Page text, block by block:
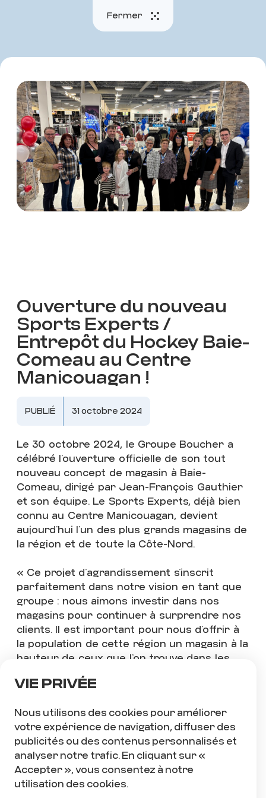
OUVERTUREDU
NOUVEAU SPORTS
EXPERTS/ENTREPÔT
DUHOCKEY
BAIE-COMEAUAU
CENTREMANICOUAGAN
!
Fermer
Ouverture du nouveau
Sports Experts /
Entrepôt du Hockey Baie-
Comeau au Centre
Manicouagan !
PUBLIÉ 31 octobre 2024
Le 30 octobre 2024, le Groupe Boucher a
célébré l’ouverture officielle de son tout
nouveau concept de magasin à Baie-
Comeau, dirigé par Jean-François Gauthier
et son équipe. Le Sports Experts, déjà bien
connu au Centre Manicouagan, devient
aujourd’hui l’un des plus grands magasins de
la région et de toute la Côte-Nord.
« Ce projet d’agrandissement s’inscrit
parfaitement dans notre vision en tant que
groupe : nous aimons investir dans nos
magasins pour continuer à surprendre nos
clients. Il est important pour nous d’offrir à
la population de cette région un magasin à la
hauteur de ceux que l’on trouve dans les
continuellement notre offre de services, afin
aient envie de soutenir le commerce local
en achetant dans leur propre ville » a
déclaré Martin Boucher, président-directeur
général (PDG) du Groupe Boucher Sports.
Avec un décor et un circuit de magasinage
ENTREPRISE
Édifice Champlain, bureau 3000
Québec (QC) G1V4K5
+1 418 658-1820
Vie privée
Nous utilisons des cookies pour améliorer
votre expérience de navigation, diffuser des
publicités ou des contenus personnalisés et
analyser notre trafic. En cliquant sur «
Accepter », vous consentez à notre
utilisation des cookies.